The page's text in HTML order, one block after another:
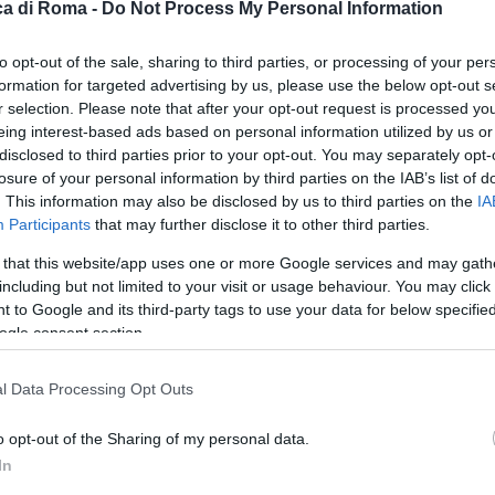
di Roma - Do Not Process My Personal Information
opt-out of the sale, sharing to third parties, or processing of your
for targeted advertising by us, please use the below opt-out
selection. Please note that after your opt-out request is processed
interest-based ads based on personal information utilized by us
to third parties prior to your opt-out. You may separately
of your personal information by third parties on the IAB’s list of
This information may also be disclosed by us to third parties on the
Participants that may further disclose it to other third parties.
this website/app uses one or more Google services and may
but not limited to your visit or usage behaviour. You may
to Google and its third-party tags to use your data for below
consent section.
Data Processing Opt Outs
opt-out of the Sharing of my personal data.
del 2 giugno